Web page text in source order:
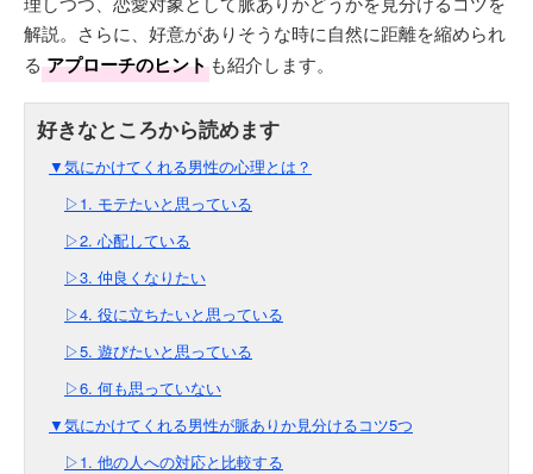
解説。さらに、好意がありそうな時に自然に距離を縮められ
る アプローチのヒント も紹介します。
▼気にかけてくれる男性の心理とは？
▷1. モテたいと思っている
▷2. 心配している
▷3. 仲良くなりたい
▷4. 役に立ちたいと思っている
▷5. 遊びたいと思っている
▷6. 何も思っていない
▼気にかけてくれる男性が脈ありか見分けるコツ5つ
▷1. 他の人への対応と比較する